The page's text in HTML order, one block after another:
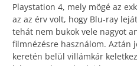
Playstation 4, mely mögé az
az az érv volt, hogy Blu-ray
tehát nem bukok vele nagyot
filmnézésre használom. Aztán
keretén belül villámkár